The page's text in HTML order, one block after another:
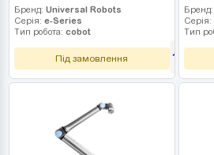
Бренд: Universal Robots
Серія: e-Series
Тип робота: cobot
Під замовлення 1 530
Бренд:
Серія:
Тип